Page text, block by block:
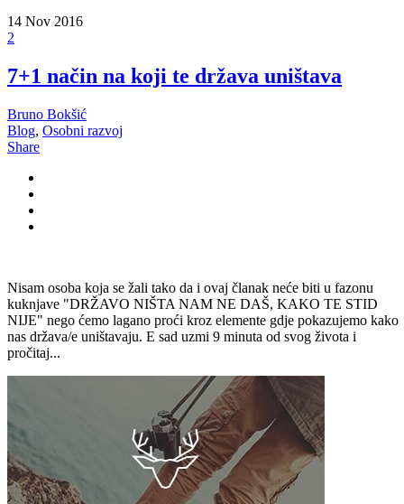
14 Nov 2016
2
7+1 način na koji te država uništava
Bruno Bokšić
Blog, Osobni razvoj
Share
Nisam osoba koja se žali tako da i ovaj članak neće biti u fazonu
kuknjave "DRŽAVO NIŠTA NAM NE DAŠ, KAKO TE STID
NIJE" nego ćemo lagano proći kroz elemente gdje pokazujemo kako
nas država/e uništavaju. E sad uzmi 9 minuta od svog života i
pročitaj...